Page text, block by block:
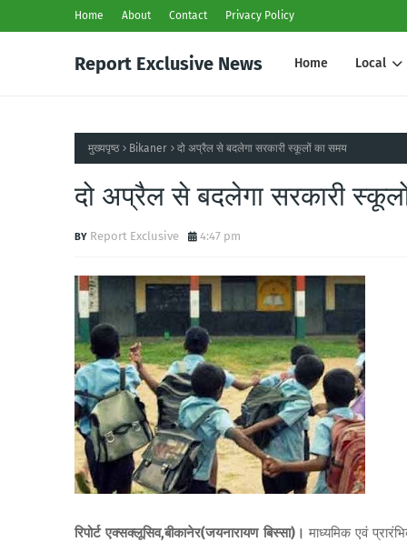
Home About Contact Privacy Policy
Report Exclusive News Home Local
मुख्यपृष्ठ Bikaner दो अप्रैल से बदलेगा सरकारी स्कूलों का समय
दो अप्रैल से बदलेगा सरकारी
Report Exclusive 4:47 pm
रिपोर्ट एक्सक्लूसिव,बीकानेर(जयनारायण बिस्सा)। माध्यमिक एवं